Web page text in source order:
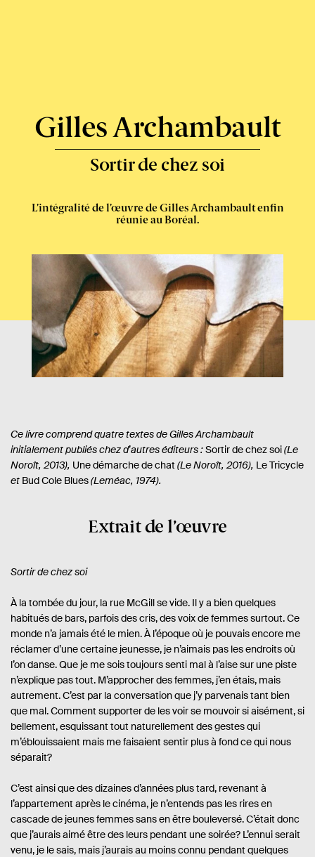
Gilles Archambault-
Sortir de chez soi
L’intégralité de l’œuvre de Gilles Archambault enfin
réunie au Boréal.
Ce livre comprend quatre textes de Gilles Archambault
initialement publiés chez d’autres éditeurs :Sortir de chez soi(Le
Noroît, 2013), Une démarche de chat (Le Noroît, 2016), Le Tricycle
et Bud Cole Blues(Leméac, 1974).
Extrait de l’œuvre
Sortir de chez soi
À la tombée du jour, la rue McGill se vide. Il y a bien quelques
habitués de bars, parfois des cris, des voix de femmes surtout. Ce
monde n’a jamais été le mien. À l’époque où je pouvais encore me
réclamer d’une certaine jeunesse, je n’aimais pas les endroits où
l’on danse. Que je me sois toujours senti mal à l’aise sur une piste
n’explique pas tout. M’approcher des femmes, j’en étais, mais
autrement. C’est par la conversation que j’y parvenais tant bien
que mal. Comment supporter de les voir se mouvoir si aisément, si
bellement, esquissant tout naturellement des gestes qui
m’éblouissaient mais me faisaient sentir plus à fond ce qui nous
séparait?
C’est ainsi que des dizaines d’années plus tard, revenant à
l’appartement après le cinéma, je n’entends pas les rires en
cascade de jeunes femmes sans en être bouleversé. C’était donc
que j’aurais aimé être des leurs pendant une soirée? L’ennui serait
venu, je le sais, mais j’aurais au moins connu pendant quelques